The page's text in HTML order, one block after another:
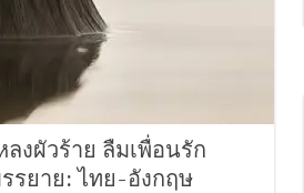
งผัวร้าย ลืมเพื่อนรัก
รยาย: ไทย-อังกฤษ